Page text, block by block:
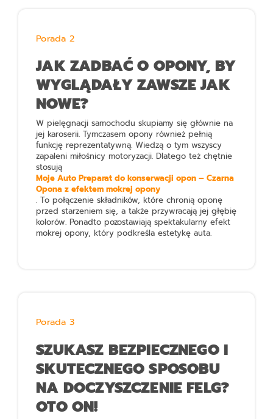
Porada 2
JAK ZADBAĆ O OPONY, BY
WYGLĄDAŁY ZAWSZE JAK
NOWE?
W pielęgnacji samochodu skupiamy się głównie na
jej karoserii. Tymczasem opony również pełnią
funkcję reprezentatywną. Wiedzą o tym wszyscy
zapaleni miłośnicy motoryzacji. Dlatego też chętnie
stosują
Moje Auto Preparat do konserwacji opon – Czarna
Opona z efektem mokrej opony
. To połączenie składników, które chronią oponę
przed starzeniem się, a także przywracają jej głębię
kolorów. Ponadto pozostawiają spektakularny efekt
mokrej opony, który podkreśla estetykę auta.
Porada 3
SZUKASZ BEZPIECZNEGO I
SKUTECZNEGO SPOSOBU
NA DOCZYSZCZENIE FELG?
OTO ON!